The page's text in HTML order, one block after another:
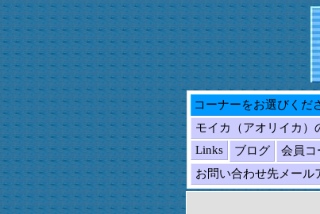
コーナーをお選びくだ
モイカ（アオリイカ）
Links
ブログ 会員コ
お問い合わせ先メール